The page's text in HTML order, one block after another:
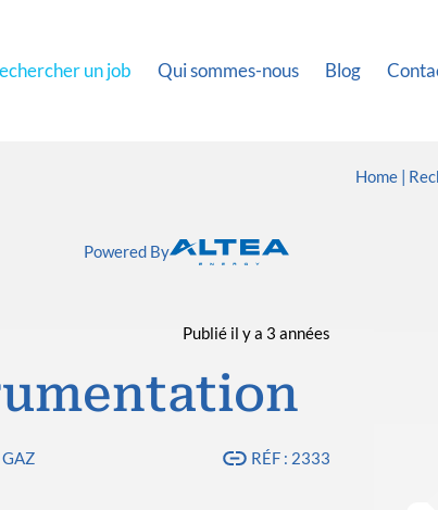
un job Qui sommes-nous Blog
Home
Powered By
Publié il y a 3 années
RÉF : 2333